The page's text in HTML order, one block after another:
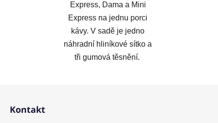
Express, Dama a Mini
Express na jednu porci
kávy. V sadě je jedno
náhradní hliníkové sítko a
tři gumová těsnění.
Kontakt